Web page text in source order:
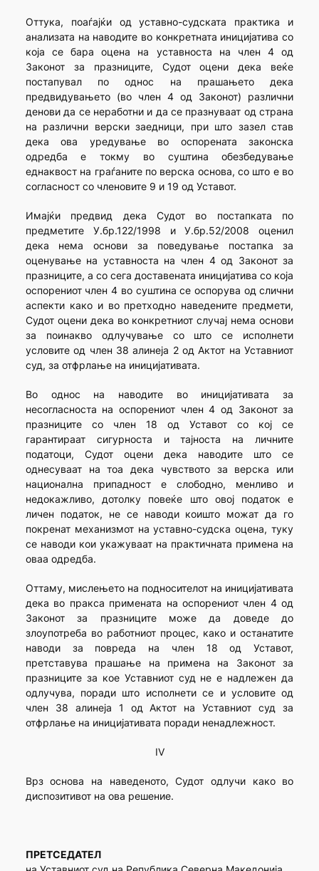
Оттука, поаѓајќи од уставно-судската практика и
анализата на наводите во конкретната иницијатива со
која се бара оцена на уставноста на член 4 од
Законот за празниците, Судот оцени дека веќе
постапувал по однос на прашањето дека
предвидувањето (во член 4 од Законот) различни
денови да се неработни и да се празнуваат од страна
на различни верски заедници, при што зазел став
дека ова уредување во оспорената законска
одредба е токму во суштина обезбедување
еднаквост на граѓаните по верска основа, со што е во
согласност со членовите 9 и 19 од Уставот.
Имајќи предвид дека Судот во постапката по
предметите У.бр.122/1998 и У.бр.52/2008 оценил
дека нема основи за поведување постапка за
оценување на уставноста на член 4 од Законот за
празниците, а со сега доставената иницијатива со која
оспорениот член 4 во суштина се оспорува од слични
аспекти како и во претходно наведените предмети,
Судот оцени дека во конкретниот случај нема основи
за поинакво одлучување со што се исполнети
условите од член 38 алинеја 2 од Актот на Уставниот
суд, за отфрлање на иницијативата.
Во однос на наводите во иницијативата за
несогласноста на оспорениот член 4 од Законот за
празниците со член 18 од Уставот со кој се
гарантираат сигурноста и тајноста на личните
податоци, Судот оцени дека наводите што се
однесуваат на тоа дека чувството за верска или
национална припадност е слободно, менливо и
недокажливо, дотолку повеќе што овој податок е
личен податок, не се наводи коишто можат да го
покренат механизмот на уставно-судска оцена, туку
се наводи кои укажуваат на практичната примена на
оваа одредба.
Оттаму, мислењето на подносителот на иницијативата
дека во пракса примената на оспорениот член 4 од
Законот за празниците може да доведе до
злоупотреба во работниот процес, како и останатите
наводи за повреда на член 18 од Уставот,
претставува прашање на примена на Законот за
празниците за кое Уставниот суд не е надлежен да
одлучува, поради што исполнети се и условите од
член 38 алинеја 1 од Актот на Уставниот суд за
отфрлање на иницијативата поради ненадлежност.
IV
Врз основа на наведеното, Судот одлучи како во
диспозитивот на ова решение.
ПРЕТСЕДАТЕЛ